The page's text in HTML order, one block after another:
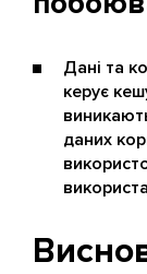
Дані та
керує
даних